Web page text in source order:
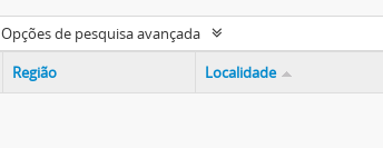
Opções de pesquisa avançada
Região Localidade